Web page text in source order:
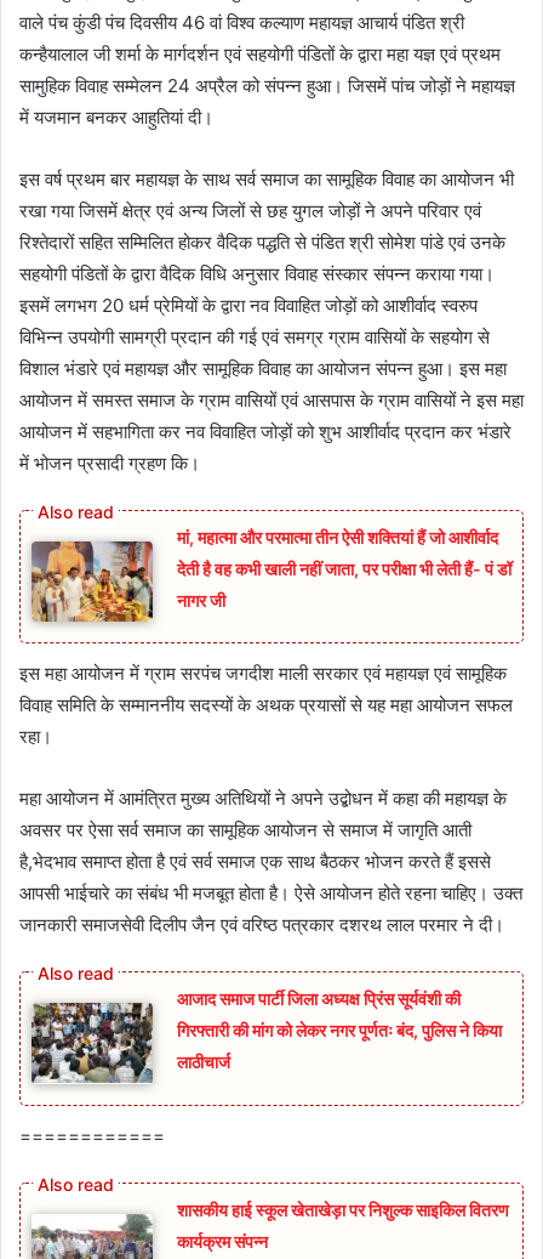
वाले पंच कुंडी पंच दिवसीय 46 वां विश्व कल्याण महायज्ञ आचार्य पंडित श्री
कन्हैयालाल जी शर्मा के मार्गदर्शन एवं सहयोगी पंडितों के द्वारा महा यज्ञ एवं प्रथम
सामुहिक विवाह सम्मेलन 24 अप्रैल को संपन्न हुआ। जिसमें पांच जोड़ों ने महायज्ञ
में यजमान बनकर आहुतियां दी।
इस वर्ष प्रथम बार महायज्ञ के साथ सर्व समाज का सामूहिक विवाह का आयोजन भी
रखा गया जिसमें क्षेत्र एवं अन्य जिलों से छह युगल जोड़ों ने अपने परिवार एवं
रिश्तेदारों सहित सम्मिलित होकर वैदिक पद्धति से पंडित श्री सोमेश पांडे एवं उनके
सहयोगी पंडितों के द्वारा वैदिक विधि अनुसार विवाह संस्कार संपन्न कराया गया।
इसमें लगभग 20 धर्म प्रेमियों के द्वारा नव विवाहित जोड़ों को आशीर्वाद स्वरुप
विभिन्न उपयोगी सामग्री प्रदान की गई एवं समग्र ग्राम वासियों के सहयोग से
विशाल भंडारे एवं महायज्ञ और सामूहिक विवाह का आयोजन संपन्न हुआ। इस महा
आयोजन में समस्त समाज के ग्राम वासियों एवं आसपास के ग्राम वासियों ने इस महा
आयोजन में सहभागिता कर नव विवाहित जोड़ों को शुभ आशीर्वाद प्रदान कर भंडारे
में भोजन प्रसादी ग्रहण कि।
मां, महात्मा और परमात्मा तीन ऐसी शक्तियां हैं जो आशीर्वाद
देती है वह कभी खाली नहीं जाता, पर परीक्षा भी लेती हैं- पं डॉ
नागर जी
इस महा आयोजन में ग्राम सरपंच जगदीश माली सरकार एवं महायज्ञ एवं सामूहिक
विवाह समिति के सम्माननीय सदस्यों के अथक प्रयासों से यह महा आयोजन सफल
रहा।
महा आयोजन में आमंत्रित मुख्य अतिथियों ने अपने उद्बोधन में कहा की महायज्ञ के
अवसर पर ऐसा सर्व समाज का सामूहिक आयोजन से समाज में जागृति आती
है,भेदभाव समाप्त होता है एवं सर्व समाज एक साथ बैठकर भोजन करते हैं इससे
आपसी भाईचारे का संबंध भी मजबूत होता है। ऐसे आयोजन होते रहना चाहिए। उक्त
जानकारी समाजसेवी दिलीप जैन एवं वरिष्ठ पत्रकार दशरथ लाल परमार ने दी।
आजाद समाज पार्टी जिला अध्यक्ष प्रिंस सूर्यवंशी की
गिरफ्तारी की मांग को लेकर नगर पूर्णतः बंद, पुलिस ने किया
लाठीचार्ज
============
शासकीय हाई स्कूल खेताखेड़ा पर निशुल्क साइकिल वितरण
कार्यक्रम संपन्न